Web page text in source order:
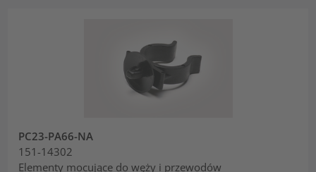
PC23-PA66-NA
151-14302
Elementy mocujące do węży i przewodów